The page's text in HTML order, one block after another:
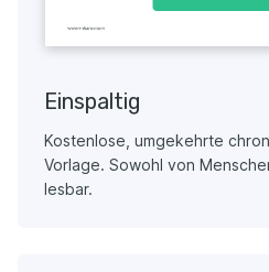
Einspaltig
Kostenlose, umgekehrte
Vorlage. Sowohl von
lesbar.